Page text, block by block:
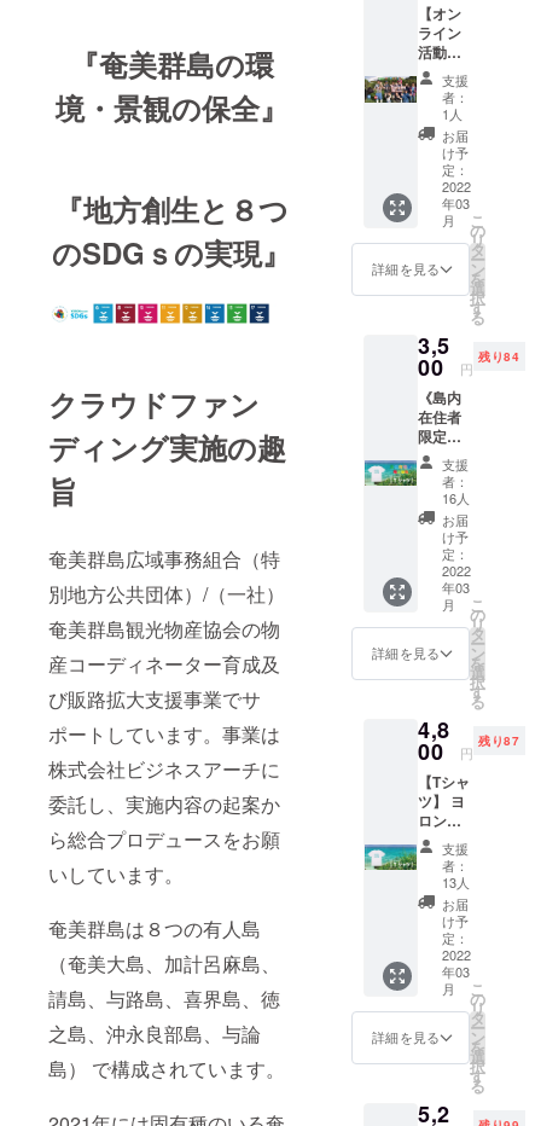
『奄美群島の環
境・景観の保全』
『地方創生と８つ
のSDGｓの実現』
クラウドファン
ディング実施の趣
旨
奄美群島広域事務組合（特
別地方公共団体）/（一社）
奄美群島観光物産協会の物
産コーディネーター育成及
び販路拡大支援事業でサ
ポートしています。事業は
株式会社ビジネスアーチに
委託し、実施内容の起案か
ら総合プロデュースをお願
いしています。
奄美群島は８つの有人島
（奄美大島、加計呂麻島、
請島、与路島、喜界島、徳
之島、沖永良部島、与論
島） で構成されています。
【オン
ライン
活動報
告】
【お礼
の手
紙】
《オン
ライン
活動報
告》 ヨ
ロンア
イラン
ドビー
フ事業
の活動
ライン
にて報
告しま
す！ ヨ
ロン島
の牛小
屋から
事業所
メン
バーで
行う予
定で
す。 詳
しい日
程につ
いて
は、募
しま
す。 ご
一緒に
事業を
盛り上
げて頂
ければ
嬉しい
です！
支援
者：
1人
お届
け予
定：
2022
年03
月
詳細を見る
こ
の
リ
タ
ー
ン
を
選
択
す
る
3,5
00 円
残り84
《島内
在住者
限定》
【Tシャ
ツ】 ヨ
ロンア
イラン
ドビー
フ ［オ
リジナ
ルTシャ
ツ］ サ
イズ＜
S/M/L＞
【お礼
の手
に住ん
でいる
皆様と
一緒に
ヨロン
島を盛
り上げ
ていき
たい！
※島内在
住者限
定価格
です。
※デザイ
ンは若
干の変
更があ
す。 ※
支援
者：
16人
お届
け予
定：
2022
年03
月
詳細を見る
こ
の
リ
タ
ー
ン
を
選
択
す
る
4,8
00 円
残り87
【Tシャ
ツ】 ヨ
ロンア
イラン
ドビー
フ ［オ
リジナ
ルTシャ
ツ］ サ
イズ＜
S/M/L＞
【お礼
の手
紙】 ※
デザイ
ンは若
更があ
支援
者：
13人
お届
け予
定：
2022
年03
月
詳細を見る
こ
の
リ
タ
ー
ン
を
選
択
す
る
5,2